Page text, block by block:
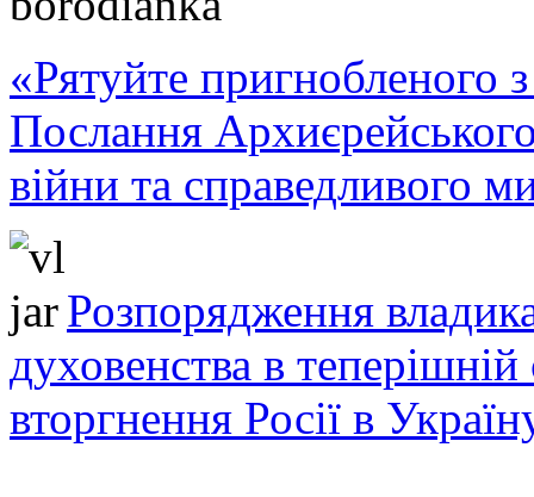
«Рятуйте пригнобленого
Послання
війни та справедливого
Розпорядження
духовенства в теперішній
вторгнення Росії в